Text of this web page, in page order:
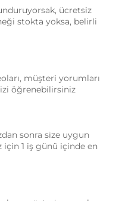
ücretsiz
stokta yoksa, belirli
müşteri yorumları
öğrenebilirsiniz
sonra size uygun
1 iş günü içinde en